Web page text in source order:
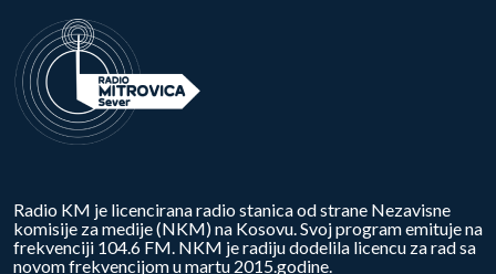
Radio KM je licencirana radio stanica od strane Nezavisne
komisije za medije (NKM) na Kosovu. Svoj program emituje na
frekvenciji 104.6 FM. NKM je radiju dodelila licencu za rad sa
novom frekvencijom u martu 2015.godine.